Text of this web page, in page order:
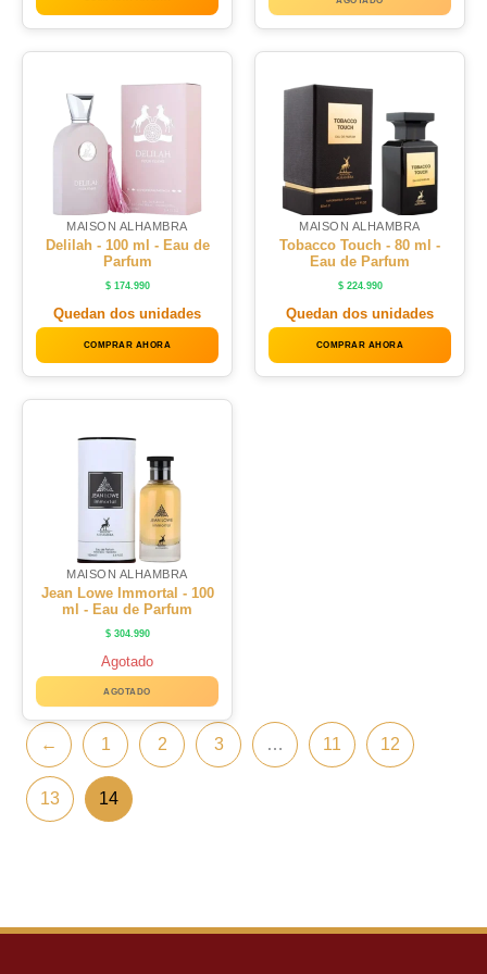
MAISON ALHAMBRA
Delilah - 100 ml - Eau de
Parfum
$174.990
Quedan dos unidades
COMPRAR AHORA
MAISON ALHAMBRA
Tobacco Touch - 80 ml -
Eau de Parfum
$224.990
Quedan dos unidades
COMPRAR AHORA
MAISON ALHAMBRA
Jean Lowe Immortal - 100
ml - Eau de Parfum
$304.990
Agotado
AGOTADO
← 1 2 3 … 11 12
13 14